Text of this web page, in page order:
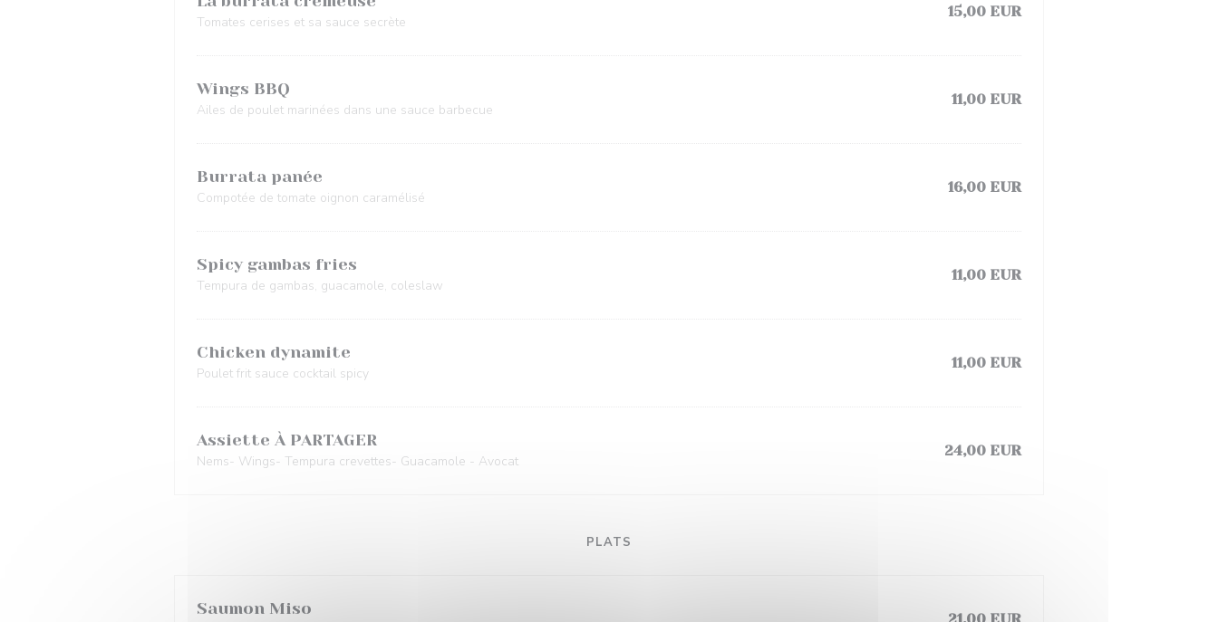
Tomates cerises et sa sauce secrète
15,00 EUR
Wings BBQ
Ailes de poulet marinées dans une sauce barbecue
11,00 EUR
Burrata panée
Compotée de tomate oignon caramélisé
16,00 EUR
Spicy gambas fries
Tempura de gambas, guacamole, coleslaw
11,00 EUR
Chicken dynamite
Poulet frit sauce cocktail spicy
11,00 EUR
Assiette À PARTAGER
Nems- Wings- Tempura crevettes- Guacamole - Avocat
24,00 EUR
PLATS
Saumon Miso